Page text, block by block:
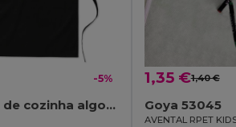
-5%
KITAB Avental de cozinha algodão
1,35 €1,40 €
Goya 53045
AVENTAL RPET